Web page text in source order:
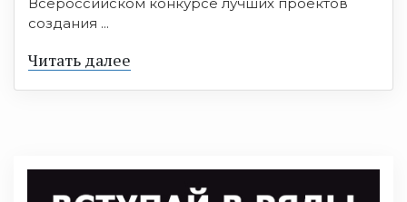
создания ...
Читать далее